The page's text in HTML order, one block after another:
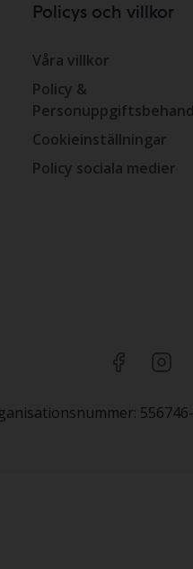
Policys och villkor
Våra villkor
Policy &
Cookieinställningar
Policy sociala medier